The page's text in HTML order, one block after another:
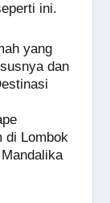
ini.
yang
dan
di Lombok